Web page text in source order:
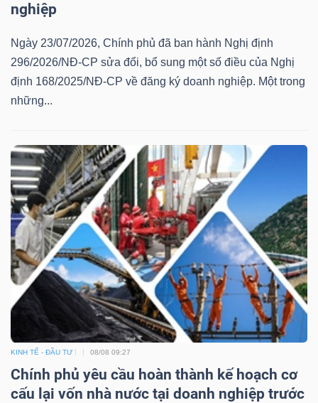
nghiệp
Ngày 23/07/2026, Chính phủ đã ban hành Nghị định
296/2026/NĐ-CP sửa đổi, bổ sung một số điều của Nghị
định 168/2025/NĐ-CP về đăng ký doanh nghiệp. Một trong
những...
KINH TẾ - ĐẦU TƯ 08/08 09:27
Chính phủ yêu cầu hoàn thành kế hoạch cơ
cấu lại vốn nhà nước tại doanh nghiệp trước